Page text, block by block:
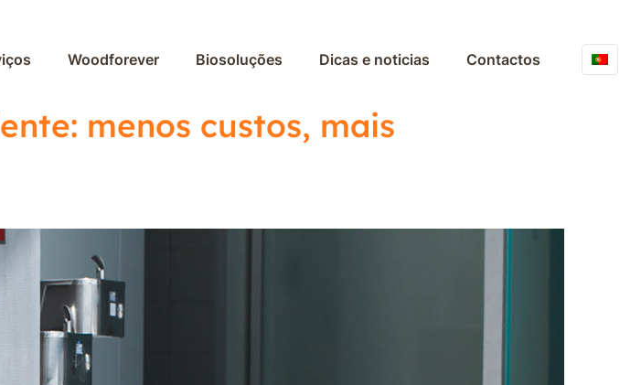
Woodforever Biosoluções Dicas e noticias Contactos
menos custos, mais